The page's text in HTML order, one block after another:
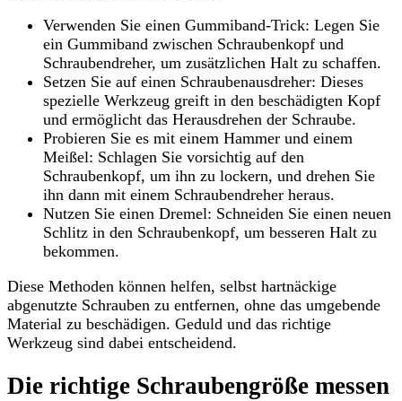
Verwenden Sie einen Gummiband-Trick: Legen Sie
ein Gummiband zwischen Schraubenkopf und
Schraubendreher, um zusätzlichen Halt zu schaffen.
Setzen Sie auf einen Schraubenausdreher: Dieses
spezielle Werkzeug greift in den beschädigten Kopf
und ermöglicht das Herausdrehen der Schraube.
Probieren Sie es mit einem Hammer und einem
Meißel: Schlagen Sie vorsichtig auf den
Schraubenkopf, um ihn zu lockern, und drehen Sie
ihn dann mit einem Schraubendreher heraus.
Nutzen Sie einen Dremel: Schneiden Sie einen neuen
Schlitz in den Schraubenkopf, um besseren Halt zu
bekommen.
Diese Methoden können helfen, selbst hartnäckige
abgenutzte Schrauben zu entfernen, ohne das umgebende
Material zu beschädigen. Geduld und das richtige
Werkzeug sind dabei entscheidend.
Die richtige Schraubengröße messen